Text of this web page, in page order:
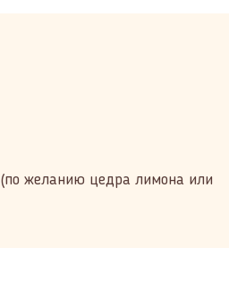
желанию цедра лимона или